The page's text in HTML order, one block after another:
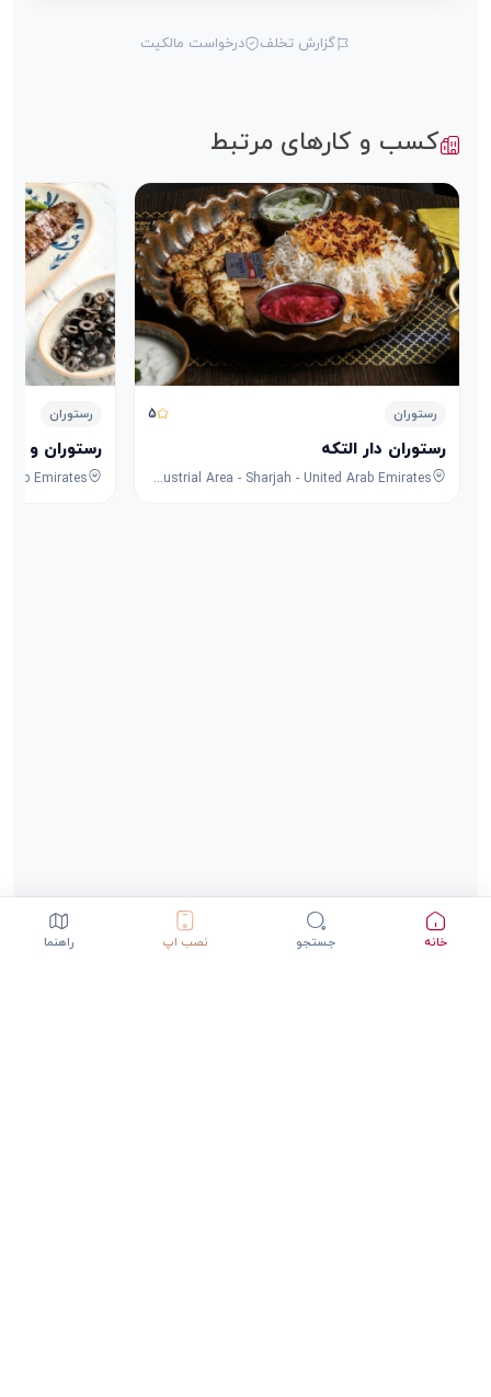
گزارش تخلف درخواست مالکیت
کسب و کارهای مرتبط
رستوران 5
رستوران دار التکه
8F53+FPG - University City Rd - Muwaileh Commercial - Industrial Area - Sharjah - United Arab Emirates
رستوران
رستوران و
خانه جستجو نصب اپ راهنما